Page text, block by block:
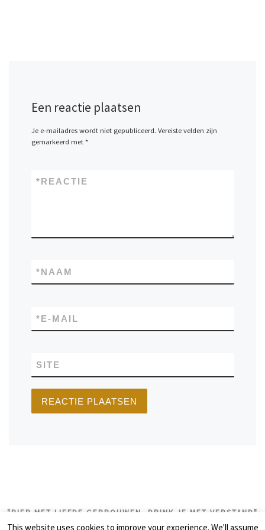
Een reactie plaatsen
Je e-mailadres wordt niet gepubliceerd. Vereiste velden zijn
gemarkeerd met *
REACTIE
*
NAAM
*
E-MAIL
*
SITE
"BIER MET LIEFDE GEBROUWEN, DRINK JE MET VERSTAND"
This website uses cookies to improve your experience. We'll assume